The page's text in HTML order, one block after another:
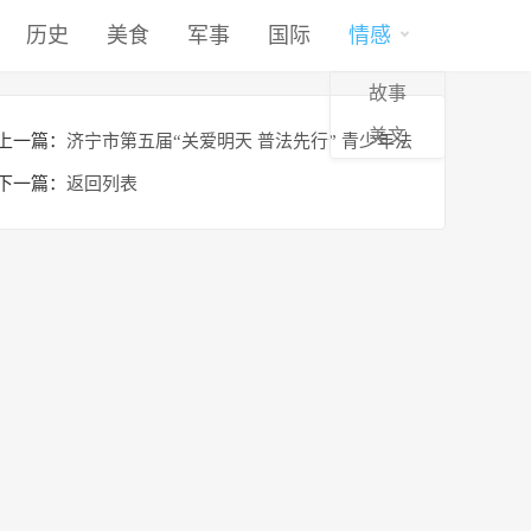
历史 美食 军事 国际 情感
故事
美文
一篇： 济宁市第五届“关爱明天 普法先行” 青少年法
宣传教育活动启动
一篇： 返回列表